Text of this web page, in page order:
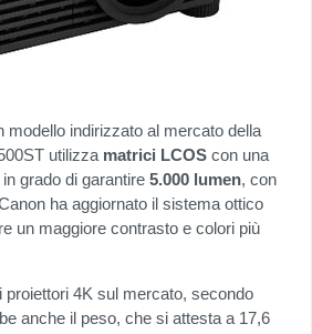
modello indirizzato al mercato della
utilizza matrici LCOS con una
grado di garantire 5.000 lumen, con
ha aggiornato il sistema ottico
un maggiore contrasto e colori più
4K sul mercato, secondo
anche il peso, che si attesta a 17,6